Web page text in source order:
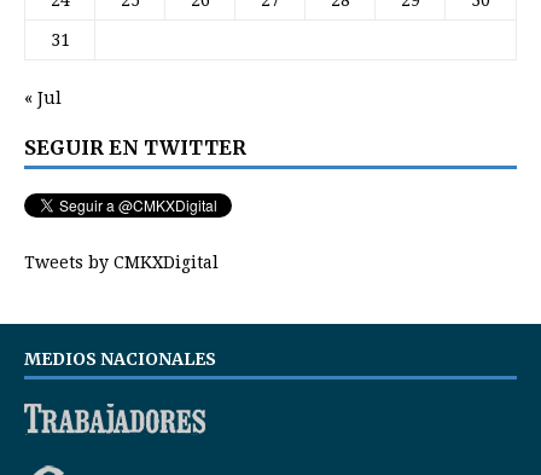
31
« Jul
SEGUIR EN TWITTER
Tweets by CMKXDigital
MEDIOS NACIONALES